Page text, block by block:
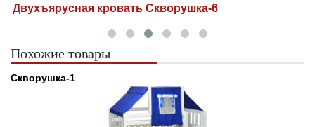
Двухъярусная кровать Скворушка-6
Похожие товары
Скворушка-1